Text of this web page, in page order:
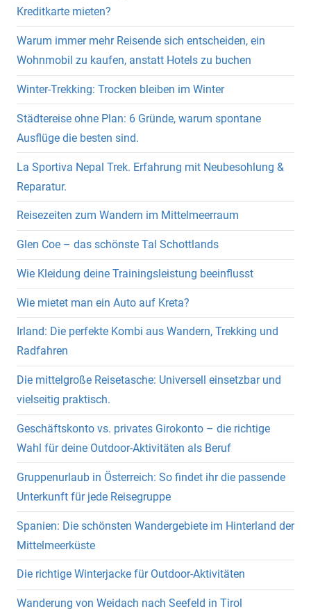
Kreditkarte mieten?
Warum immer mehr Reisende sich entscheiden, ein
Wohnmobil zu kaufen, anstatt Hotels zu buchen
Winter-Trekking: Trocken bleiben im Winter
Städtereise ohne Plan: 6 Gründe, warum spontane
Ausflüge die besten sind.
La Sportiva Nepal Trek. Erfahrung mit Neubesohlung &
Reparatur.
Reisezeiten zum Wandern im Mittelmeerraum
Glen Coe – das schönste Tal Schottlands
Wie Kleidung deine Trainingsleistung beeinflusst
Wie mietet man ein Auto auf Kreta?
Irland: Die perfekte Kombi aus Wandern, Trekking und
Radfahren
Die mittelgroße Reisetasche: Universell einsetzbar und
vielseitig praktisch.
Geschäftskonto vs. privates Girokonto – die richtige
Wahl für deine Outdoor-Aktivitäten als Beruf
Gruppenurlaub in Österreich: So findet ihr die passende
Unterkunft für jede Reisegruppe
Spanien: Die schönsten Wandergebiete im Hinterland der
Mittelmeerküste
Die richtige Winterjacke für Outdoor-Aktivitäten
Wanderung von Weidach nach Seefeld in Tirol